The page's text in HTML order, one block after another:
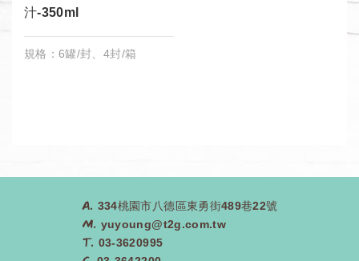
汁-350ml
規格：6罐/封、4封/箱
A. 334桃園市八德區東勇街489巷22號
M. yuyoung@t2g.com.tw
T. 03-3620995